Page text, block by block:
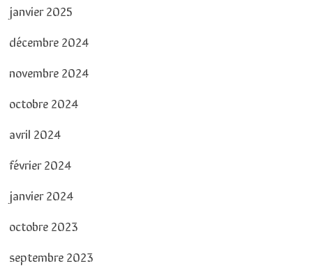
janvier 2025
décembre 2024
novembre 2024
octobre 2024
avril 2024
février 2024
janvier 2024
octobre 2023
septembre 2023